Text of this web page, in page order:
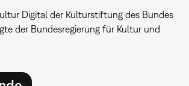
Digital der Kulturstiftung des Bundes
der Bundesregierung für Kultur und